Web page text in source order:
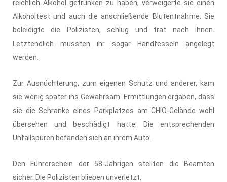
reichlich Alkohol getrunken zu haben, verweigerte sie einen
Alkoholtest und auch die anschließende Blutentnahme. Sie
beleidigte die Polizisten, schlug und trat nach ihnen.
Letztendlich mussten ihr sogar Handfesseln angelegt
werden.
Zur Ausnüchterung, zum eigenen Schutz und anderer, kam
sie wenig später ins Gewahrsam. Ermittlungen ergaben, dass
sie die Schranke eines Parkplatzes am CHIO-Gelände wohl
übersehen und beschädigt hatte. Die entsprechenden
Unfallspuren befanden sich an ihrem Auto.
Den Führerschein der 58-Jährigen stellten die Beamten
sicher. Die Polizisten blieben unverletzt.